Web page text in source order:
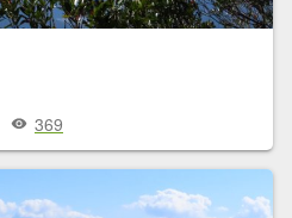
369